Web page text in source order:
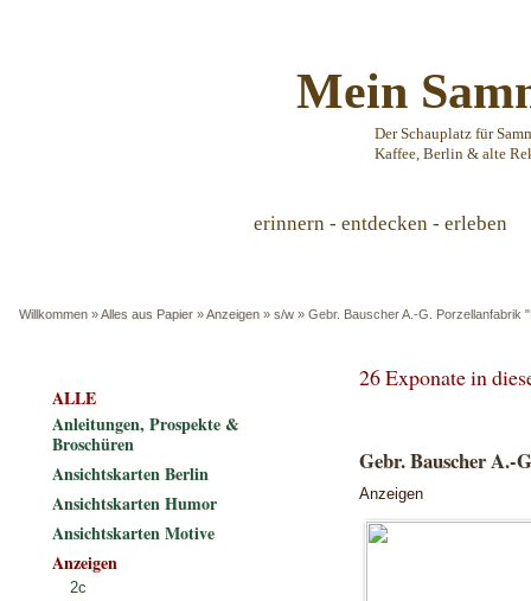
Mein
Der Schauplatz für
Kaffee, Berlin & alte
erinnern - entdecken - erleben
Willkommen »Alles aus Papier »Anzeigen » s/w » Gebr. Bauscher A.-G. Porzellanfabrik
26 Exponate in
Gebr. Bauscher A.-
Anzeigen
ALLE
Anleitungen, Prospekte &
Broschüren
Ansichtskarten Berlin
Ansichtskarten Humor
Ansichtskarten Motive
Anzeigen
2c